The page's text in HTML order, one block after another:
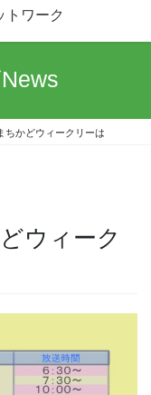
トワーク
ちかどウィークリーは
ウィーク